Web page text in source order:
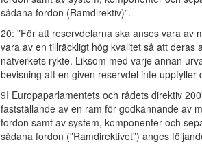
sådana fordon (Ramdirektiv)”.
20: ”För att reservdelarna ska anses vara av
vara av en tillräckligt hög kvalitet så att
nätverkets rykte. Liksom med varje annan
bevisning att en given reservdel inte uppfyller
9I Europaparlamentets och rådets direktiv
fastställande av en ram för godkännande av
fordon samt av system, komponenter och
sådana fordon (”Ramdirektivet”) anges